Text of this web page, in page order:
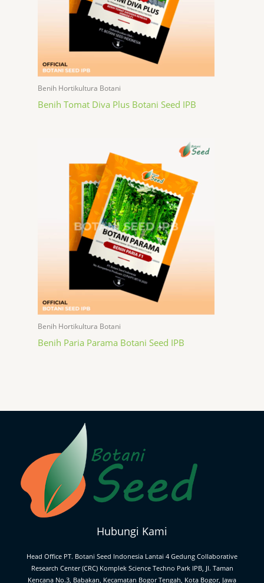
Benih Hortikultura Botani
Benih Tomat Diva Plus Botani Seed IPB
Benih Hortikultura Botani
Benih Paria Parama Botani Seed IPB
Hubungi Kami
Head Office PT. Botani Seed Indonesia Lantai 4 Gedung Collaborative
Research Center (CRC) Komplek Science Techno Park IPB, Jl. Taman
Kencana No.3, Babakan, Kecamatan Bogor Tengah, Kota Bogor, Jawa